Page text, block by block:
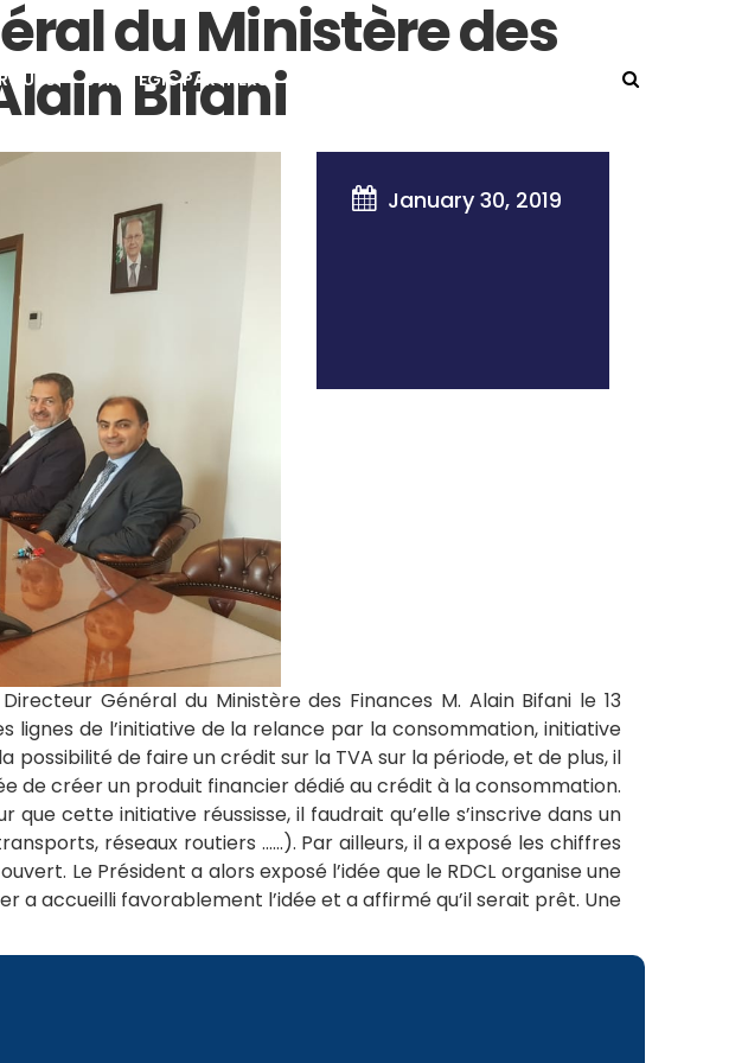
STRATEGIC PARTNERS
du Ministère des
Bifani
 January 30, 2019
Général du Ministère des Finances M. Alain Bifani le 13
lignes de l’initiative de la relance par la consommation, initiative
possibilité de faire un crédit sur la TVA sur la période, et de plus, il
de créer un produit financier dédié au crédit à la consommation.
cette initiative réussisse, il faudrait qu’elle s’inscrive dans un
réseaux routiers ......). Par ailleurs, il a exposé les chiffres
Le Président a alors exposé l’idée que le RDCL organise une
a accueilli favorablement l’idée et a affirmé qu’il serait prêt. Une